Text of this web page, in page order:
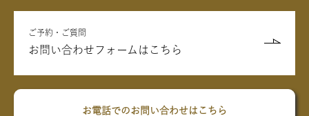
ご予約・ご質問
お問い合わせフォームはこちら
お電話でのお問い合わせはこちら